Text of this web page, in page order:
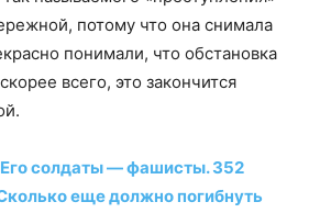
потому что она снимала
понимали, что обстановка
всего, это закончится
солдаты — фашисты. 352
еще должно погибнуть